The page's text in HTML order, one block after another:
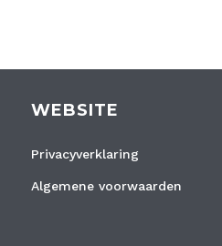
WEBSITE
Privacyverklaring
Algemene voorwaarden